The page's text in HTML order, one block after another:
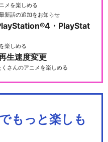
メを楽しめる
新話の追加をお知らせ
・PlayStat
楽しめる
生速度変更
さんのアニメを楽しめる
もっと楽しも